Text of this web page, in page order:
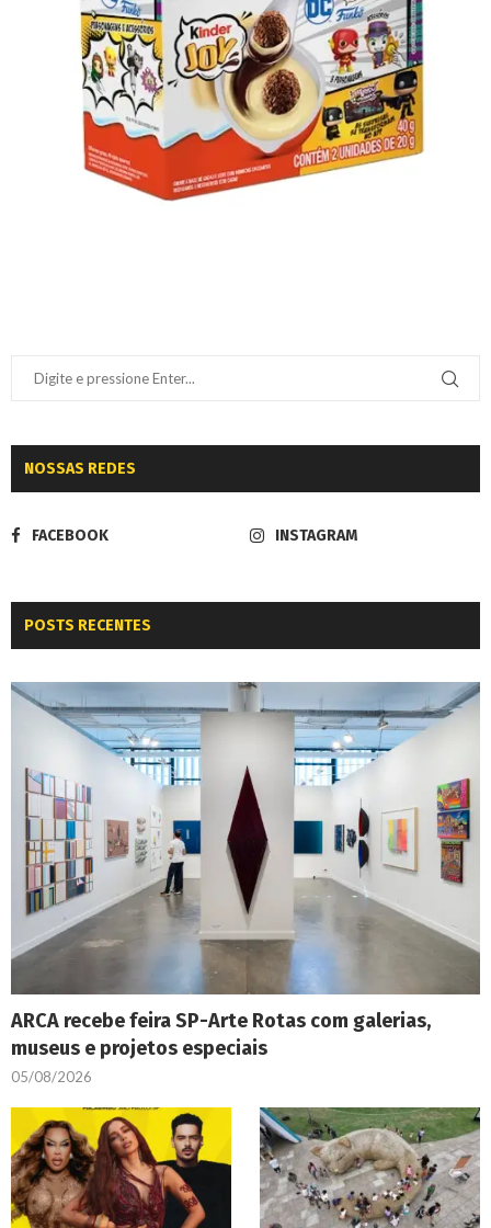
NOSSAS REDES
FACEBOOK INSTAGRAM
POSTS RECENTES
ARCA recebe feira SP-Arte Rotas com galerias,
museus e projetos especiais
05/08/2026